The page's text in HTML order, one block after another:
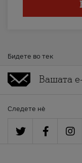
Бидете во тек
Следете нè